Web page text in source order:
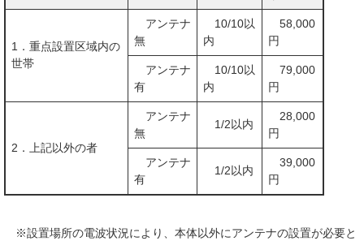
1．重点設置区域内の
世帯
アンテナ
無
10/10以
内
58,000
円
アンテナ
有
10/10以
内
79,000
円
2．上記以外の者
アンテナ
無
1/2以内
28,000
円
アンテナ
有
1/2以内
39,000
円
※設置場所の電波状況により、本体以外にアンテナの設置が必要と